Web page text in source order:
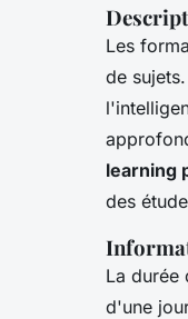
Les
de
learning
des
La durée
d'une